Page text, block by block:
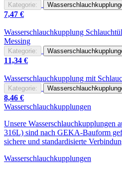
Kategorie:
7,47 €
Wasserschlauchkupplung
Messing
Kategorie:
11,34 €
Wasserschlauchkupplung mit
Kategorie:
8,46 €
Wasserschlauchkupplungen
Unsere Wasserschlauchkupplungen
316L) sind nach GEKA-Bauform
sichere und standardisierte
Wasserschlauchkupplungen